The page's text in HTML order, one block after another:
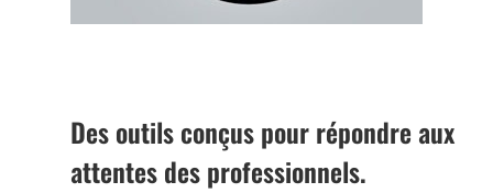
Des outils conçus pour répondre aux
attentes des professionnels.